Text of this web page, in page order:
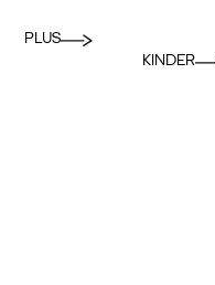
PLUS
KINDER